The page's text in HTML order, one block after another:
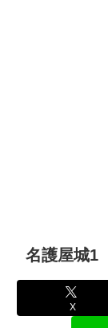
名護屋城1
X